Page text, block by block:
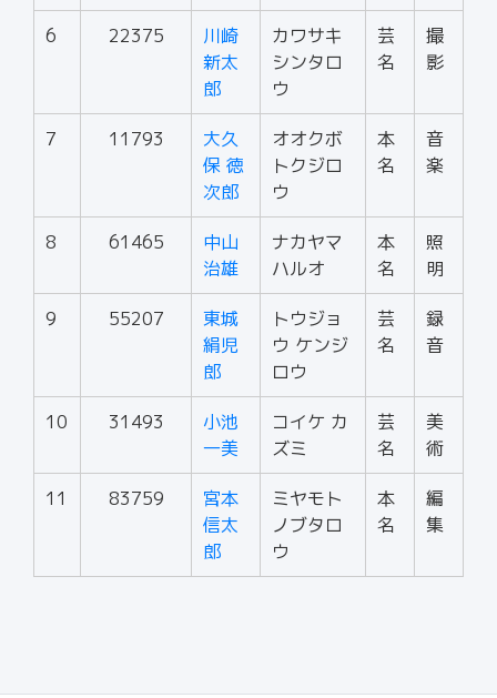
6 22375
川崎
新太
郎
カワサキ
シンタロ
ウ
芸
名
撮
影
7 11793
大久
保 徳
次郎
オオクボ
トクジロ
ウ
本
名
音
楽
8 61465
中山
治雄
ナカヤマ
ハルオ
本
名
照
明
9 55207
東城
絹児
郎
トウジョ
ウ ケンジ
ロウ
芸
名
録
音
10 31493
小池
一美
コイケ カ
ズミ
芸
名
美
術
11 83759
宮本
信太
郎
ミヤモト
ノブタロ
ウ
本
名
編
集